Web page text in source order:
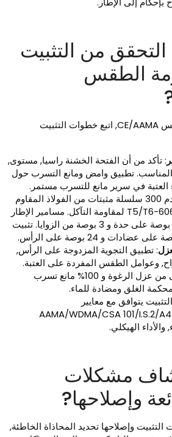
من التثبيت
الطقس
لتلبية معايير مقاومة الطقس CE/AAMA, اتبع خطوات التثبيت
من أن الفتحة الخشنة راسيا, مستوى,
تطبيق وامض ومانع التسرب حول
في سرير مانع للتسرب مستمر.
: يستخدم 300 سلسلة مثبتات من الفولاذ المقاوم
للصدأ وألومنيوم 6063-T5/T6 لمقاومة التآكل. مسامير الإطار
الآمن لا تزيد عن 16 بوصة على حدة و 3 بوصة من الزوايا. تثبيت
: تطبيق التجوية المزدوجة على الرأس,
وعوامل الطقس المفردة على العتبة.
استخدم الحد الأدنى من عزل الرغوة و 100% مانع تسرب
الغلق ومضادة للماء.
يتوافق مع معايير
AAMA/WDMA/CSA 101/I.S.2/
الهيكلي.
مشكلات
وإصلاحها?
وإصلاحها تحديد المحاذاة الخاطئة,